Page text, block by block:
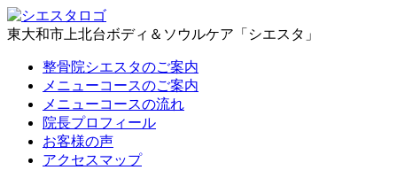
東大和市上北台ボディ＆ソウルケア「シエスタ」
整骨院シエスタのご案内
メニューコースのご案内
メニューコースの流れ
院長プロフィール
お客様の声
アクセスマップ